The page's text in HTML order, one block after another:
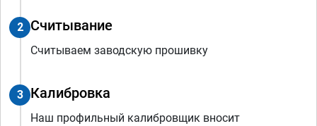
2 Считывание
Считываем заводскую прошивку
3 Калибровка
Наш профильный калибровщик вносит